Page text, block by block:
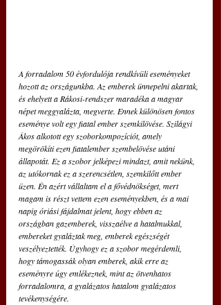
A forradalom 50 évfordulója rendkívüli eseményeket
hozott az országunkba. Az emberek ünnepelni akartak,
és ehelyett a Rákosi-rendszer maradéka a magyar
népet meggyalázta, megverte. Ennek különösen fontos
eseménye volt egy fiatal ember szemkilövése. Szilágyi
Ákos alkotott egy szoborkompozíciót, amely
megörökíti ezen fiatalember szembelövése utáni
állapotát. Ez a szobor jelképezi mindazt, amit nekünk,
az utókornak ez a szerencsétlen, szemkilőtt ember
üzen. Én azért vállaltam el a fővédnökséget, mert
magam is részt vettem ezen eseményekben, és a mai
napig óriási fájdalmat jelent, hogy ebben az
országban gazemberek, visszaélve a hatalmukkal,
embereket gyaláztak meg, emberek egészségét
veszélyeztették. Úgyhogy ez a szobor megérdemli,
hogy támogassák olyan emberek, akik erre az
eseményre úgy emlékeznek, mint az ötvenhatos
forradalomra, a gyalázatos hatalom gyalázatos
tevékenységére.